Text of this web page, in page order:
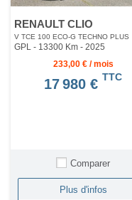
RENAULT CLIO
V TCE 100 ECO-G TECHNO PLUS
GPL - 13300 Km - 2025
233,00 € / mois
17 980 € TTC
Comparer
Plus d'infos